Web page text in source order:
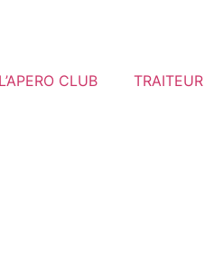
L’APERO CLUB TRAITEUR